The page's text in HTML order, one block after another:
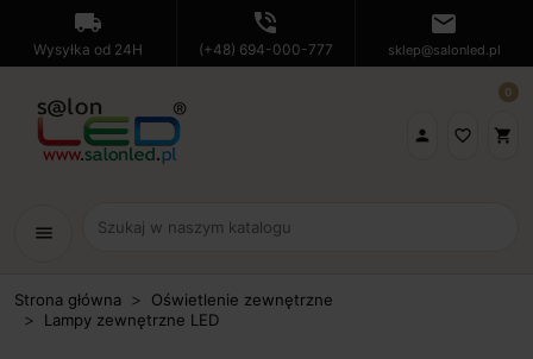
local_shipping
Wysyłka od 24H
phone_in_talk
(+48) 694-000-777
mail
sklep@salonled.pl
 favorite_border shopping_cart
0
menu
Strona główna
Oświetlenie zewnętrzne
Lampy zewnętrzne LED